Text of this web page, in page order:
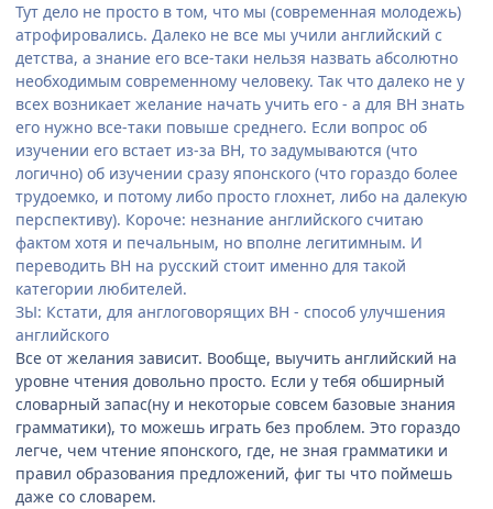
Тут дело не просто в том, что мы (современная молодежь)
атрофировались. Далеко не все мы учили английский с
детства, а знание его все-таки нельзя назвать абсолютно
необходимым современному человеку. Так что далеко не у
всех возникает желание начать учить его - а для ВН знать
его нужно все-таки повыше среднего. Если вопрос об
изучении его встает из-за ВН, то задумываются (что
логично) об изучении сразу японского (что гораздо более
трудоемко, и потому либо просто глохнет, либо на далекую
перспективу). Короче: незнание английского считаю
фактом хотя и печальным, но вполне легитимным. И
переводить ВН на русский стоит именно для такой
категории любителей.
ЗЫ: Кстати, для англоговорящих ВН - способ улучшения
английского
Все от желания зависит. Вообще, выучить английский на
уровне чтения довольно просто. Если у тебя обширный
словарный запас(ну и некоторые совсем базовые знания
грамматики), то можешь играть без проблем. Это гораздо
легче, чем чтение японского, где, не зная грамматики и
правил образования предложений, фиг ты что поймешь
даже со словарем.